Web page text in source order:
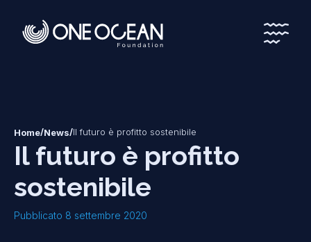
*
*
Home/News/Il futuro è profitto sostenibile
Il futuro è profitto
sostenibile
Pubblicato 8 settembre 2020